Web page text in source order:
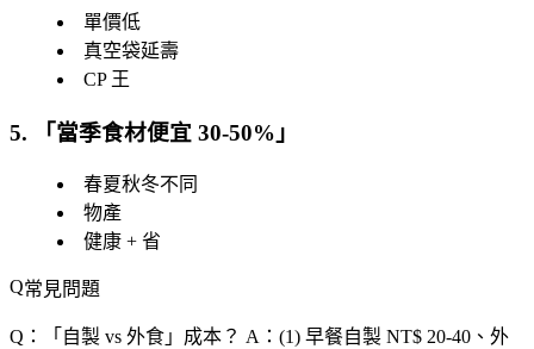
單價低
真空袋延壽
CP 王
5. 「當季食材便宜 30-50% 」
春夏秋冬不同
物產
健康 + 省
常見問題
Q：「 自製 vs 外食 」成本？ A：(1) 早餐自製 NT$ 20-40、外